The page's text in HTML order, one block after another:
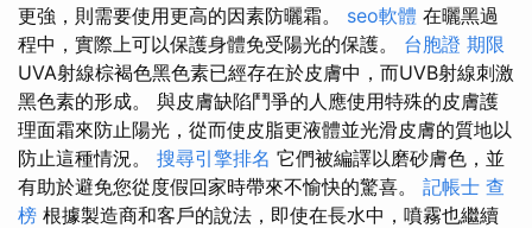
更強，則需要使用更高的因素防曬霜。 seo軟體 在曬黑過
程中，實際上可以保護身體免受陽光的保護。 台胞證 期限
UVA射線棕褐色黑色素已經存在於皮膚中，而UVB射線刺激
黑色素的形成。 與皮膚缺陷鬥爭的人應使用特殊的皮膚護
理面霜來防止陽光，從而使皮脂更液體並光滑皮膚的質地以
防止這種情況。 搜尋引擎排名 它們被編譯以磨砂膚色，並
有助於避免您從度假回家時帶來不愉快的驚喜。 記帳士 查
榜 根據製造商和客戶的說法，即使在長水中，噴霧也繼續